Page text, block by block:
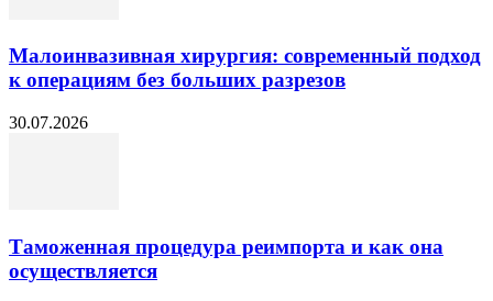
Малоинвазивная хирургия: современный подход
к операциям без больших разрезов
30.07.2026
Таможенная процедура реимпорта и как она
осуществляется